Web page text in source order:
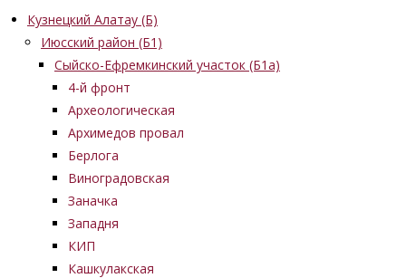
Кузнецкий Алатау (Б)
Июсский район (Б1)
Сыйско-Ефремкинский участок (Б1а)
4-й фронт
Археологическая
Архимедов провал
Берлога
Виноградовская
Заначка
Западня
КИП
Кашкулакская